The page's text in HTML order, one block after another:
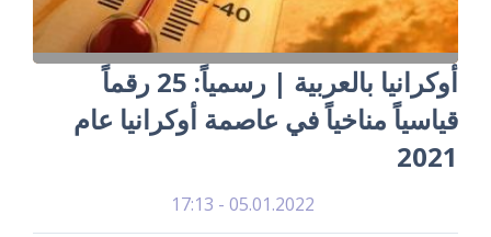
أوكرانيا بالعربية | رسمياً: 25 رقماً
قياسياً مناخياً في عاصمة أوكرانيا عام
2021
05.01.2022 - 17:13